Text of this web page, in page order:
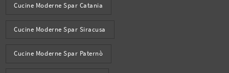
Cucine Moderne Spar Catania
Cucine Moderne Spar Siracusa
Cucine Moderne Spar Paternò